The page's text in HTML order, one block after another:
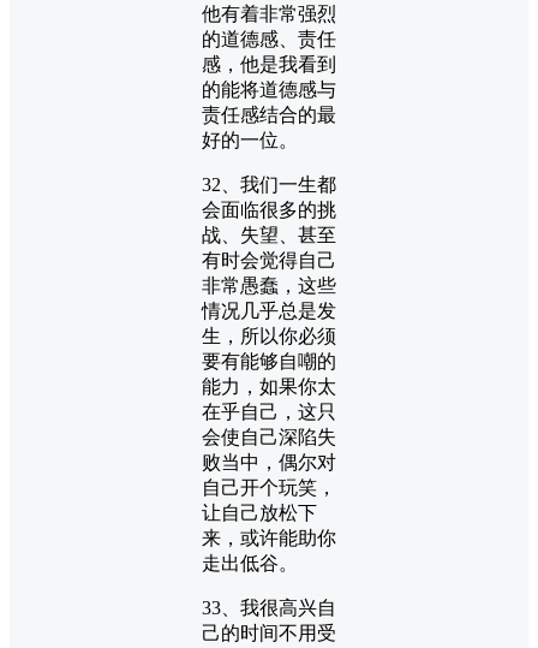
他有着非常强烈
的道德感、责任
感，他是我看到
的能将道德感与
责任感结合的最
好的一位。
32、我们一生都
会面临很多的挑
战、失望、甚至
有时会觉得自己
非常愚蠢，这些
情况几乎总是发
生，所以你必须
要有能够自嘲的
能力，如果你太
在乎自己，这只
会使自己深陷失
败当中，偶尔对
自己开个玩笑，
让自己放松下
来，或许能助你
走出低谷。
33、我很高兴自
己的时间不用受